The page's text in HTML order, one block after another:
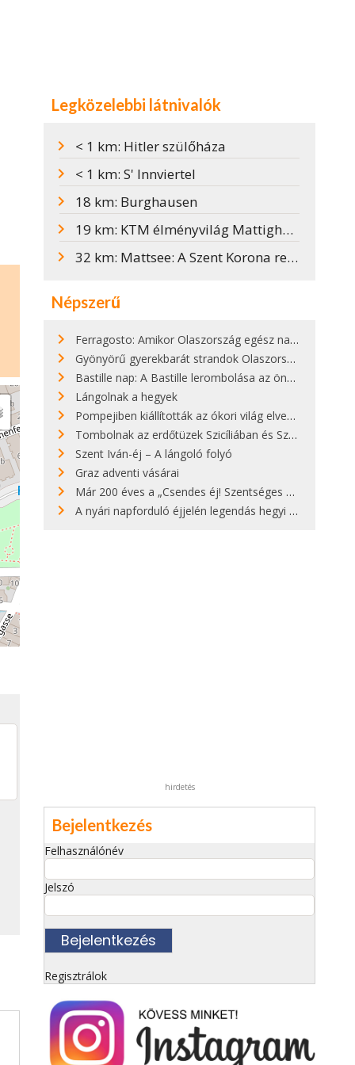
Legközelebbi látnivalók
< 1 km: Hitler szülőháza
< 1 km: S' Innviertel
18 km: Burghausen
19 km: KTM élményvilág Mattighofenben
32 km: Mattsee: A Szent Korona rejtekhelye
Népszerű
Ferragosto: Amikor Olaszország egész nap nyaral
Gyönyörű gyerekbarát strandok Olaszországban - megmutatjuk a 15 legjobbat
Bastille nap: A Bastille lerombolása az önkényuralom végét jelentette
Lángolnak a hegyek
Pompejiben kiállították az ókori világ elveszett híres szobrának másolatát
Tombolnak az erdőtüzek Szicíliában és Szardínián
Szent Iván-éj – A lángoló folyó
Graz adventi vásárai
Már 200 éves a „Csendes éj! Szentséges éj!”
A nyári napforduló éjjelén legendás hegyi tüzek világítják meg Zugspitzét
hirdetés
Bejelentkezés
Felhasználónév
Jelszó
Regisztrálok